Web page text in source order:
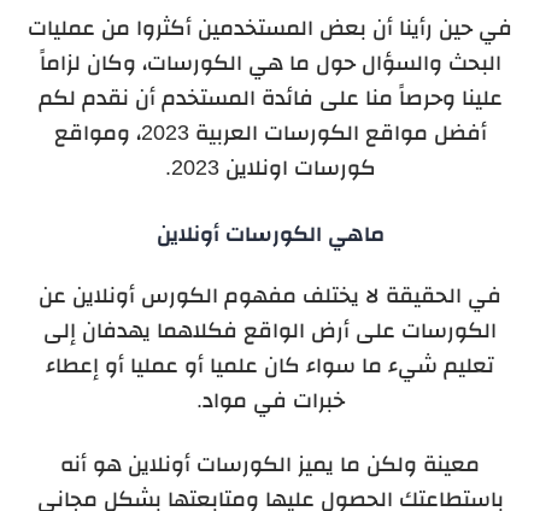
في حين رأينا أن بعض المستخدمين أكثروا من عمليات
البحث والسؤال حول ما هي الكورسات، وكان لزاماً
علينا وحرصاً منا على فائدة المستخدم أن نقدم لكم
أفضل مواقع الكورسات العربية 2023، ومواقع
كورسات اونلاين 2023.
ماهي الكورسات أونلاين
في الحقيقة لا يختلف مفهوم الكورس أونلاين عن
الكورسات على أرض الواقع فكلاهما يهدفان إلى
تعليم شيء ما سواء كان علميا أو عمليا أو إعطاء
خبرات في مواد.
معينة ولكن ما يميز الكورسات أونلاين هو أنه
باستطاعتك الحصول عليها ومتابعتها بشكل مجاني